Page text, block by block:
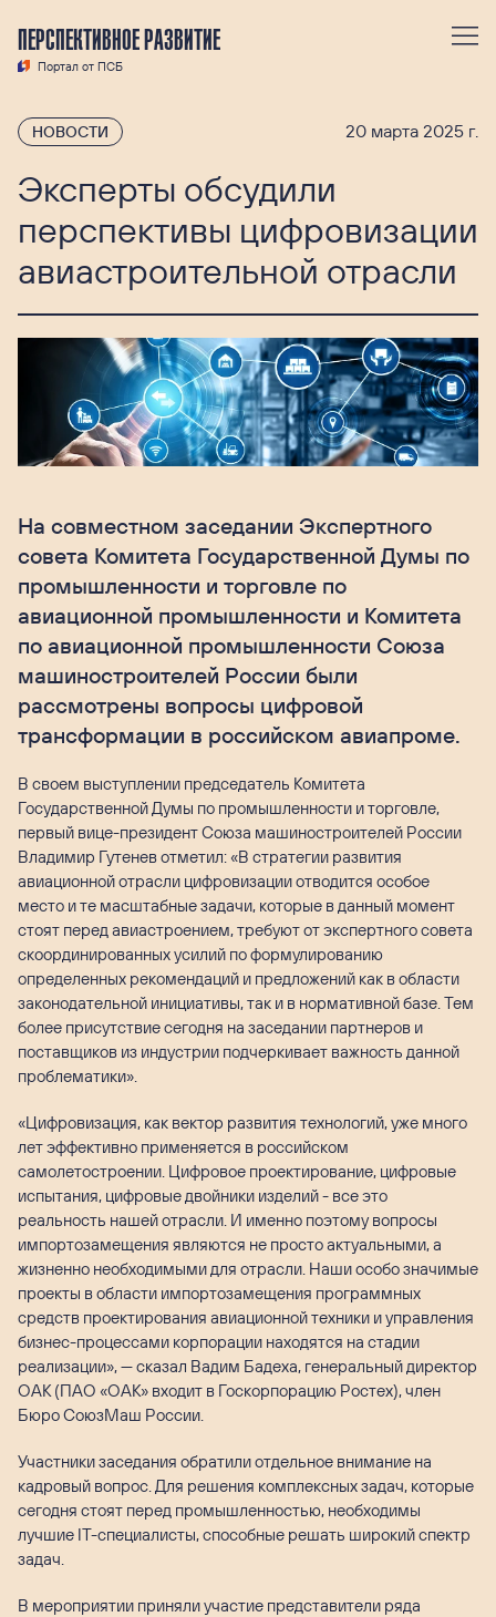
ПЕРСПЕКТИВНОЕ РАЗВИТИЕ
Портал от ПСБ
НОВОСТИ 20 марта 2025 г.
Эксперты обсудили
перспективы цифровизации
авиастроительной отрасли
На совместном заседании Экспертного
совета Комитета Государственной Думы по
промышленности и торговле по
авиационной промышленности и Комитета
по авиационной промышленности Союза
машиностроителей России были
рассмотрены вопросы цифровой
трансформации в российском авиапроме.
В своем выступлении председатель Комитета
Государственной Думы по промышленности и торговле,
первый вице-президент Союза машиностроителей России
Владимир Гутенев отметил: «В стратегии развития
авиационной отрасли цифровизации отводится особое
место и те масштабные задачи, которые в данный момент
стоят перед авиастроением, требуют от экспертного совета
скоординированных усилий по формулированию
определенных рекомендаций и предложений как в области
законодательной инициативы, так и в нормативной базе. Тем
более присутствие сегодня на заседании партнеров и
поставщиков из индустрии подчеркивает важность данной
проблематики».
«Цифровизация, как вектор развития технологий, уже много
лет эффективно применяется в российском
самолетостроении. Цифровое проектирование, цифровые
испытания, цифровые двойники изделий - все это
реальность нашей отрасли. И именно поэтому вопросы
импортозамещения являются не просто актуальными, а
жизненно необходимыми для отрасли. Наши особо значимые
проекты в области импортозамещения программных
средств проектирования авиационной техники и управления
бизнес-процессами корпорации находятся на стадии
реализации», — сказал Вадим Бадеха, генеральный директор
ОАК (ПАО «ОАК» входит в Госкорпорацию Ростех), член
Бюро СоюзМаш России.
Участники заседания обратили отдельное внимание на
кадровый вопрос. Для решения комплексных задач, которые
сегодня стоят перед промышленностью, необходимы
лучшие IT-специалисты, способные решать широкий спектр
задач.
В мероприятии приняли участие представители ряда